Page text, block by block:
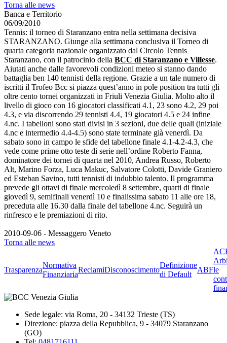
Torna alle news
Banca e Territorio
06/09/2010
Tennis: il torneo di Staranzano entra nella settimana decisiva
STARANZANO. Giunge alla settimana conclusiva il Torneo di
quarta categoria nazionale organizzato dal Circolo Tennis
Staranzano, con il patrocinio della BCC di Staranzano e Villesse.
Aiutati anche dalle favorevoli condizioni meteo si stanno dando
battaglia ben 140 tennisti della regione. Grazie a un tale numero di
iscritti il Trofeo Bcc si piazza quest’anno in pole position tra tutti gli
oltre cento tornei organizzati in Friuli Venezia Giulia. Molto alto il
livello di gioco con 16 giocatori classificati 4.1, 23 sono 4.2, 29 poi
4.3, e via discorrendo 29 tennisti 4.4, 19 giocatori 4.5 e 24 infine
4.nc. I tabelloni sono stati divisi in 3 sezioni, due delle quali (iniziale
4.nc e intermedio 4.4-4.5) sono state terminate già venerdì. Da
sabato sono in campo le sfide del tabellone finale 4.1-4.2-4.3, che
vede come prime otto teste di serie nell’ordine Roberto Fanna,
dominatore dei tornei di quarta nel 2010, Andrea Russo, Roberto
Alt, Marino Forza, Luca Makuc, Salvatore Colotti, Davide Graniero
ed Esteban Savino, tutti tennisti di indubbio talento. Il programma
prevede gli ottavi di finale mercoledì 8 settembre, quarti di finale
giovedì 9, semifinali venerdì 10 e finalissima sabato 11 alle ore 18,
preceduta alle 16.30 dalla finale del tabellone 4.nc. Seguirà un
rinfresco e le premiazioni di rito.
2010-09-06 - Messaggero Veneto
Torna alle news
Trasparenza
Normativa
Finanziaria
ReclamiDisconoscimento
Definizione
di Default
ABFle
Sede legale: via Roma, 20 - 34132 Trieste (TS)
Direzione: piazza della Repubblica, 9 - 34079 Staranzano
(GO)